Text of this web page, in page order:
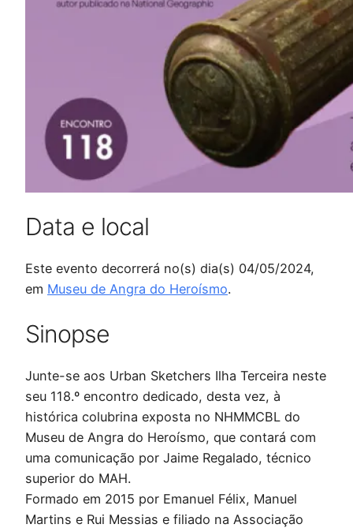
Data e local
Este evento decorrerá no(s) dia(s) 04/05/2024,
em Museu de Angra do Heroísmo.
Sinopse
Junte-se aos Urban Sketchers Ilha Terceira neste
seu 118.º encontro dedicado, desta vez, à
histórica colubrina exposta no NHMMCBL do
Museu de Angra do Heroísmo, que contará com
uma comunicação por Jaime Regalado, técnico
superior do MAH.
Formado em 2015 por Emanuel Félix, Manuel
Martins e Rui Messias e filiado na Associação